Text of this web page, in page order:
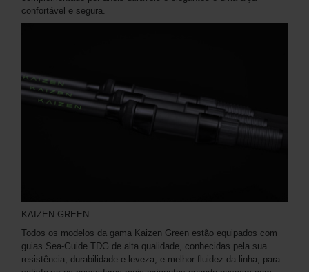
confortável e segura.
KAIZEN GREEN
Todos os modelos da gama Kaizen Green estão equipados com
guias Sea-Guide TDG de alta qualidade, conhecidas pela sua
resistência, durabilidade e leveza, e melhor fluidez da linha, para